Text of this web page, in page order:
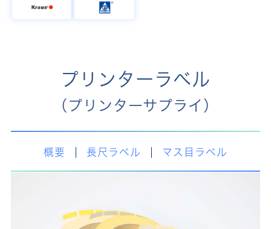
プリンターラベル
（プリンターサプライ）
概要 長尺ラベル マス目ラベル